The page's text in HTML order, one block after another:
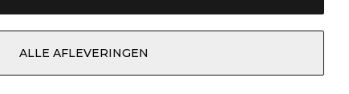
ALLE AFLEVERINGEN